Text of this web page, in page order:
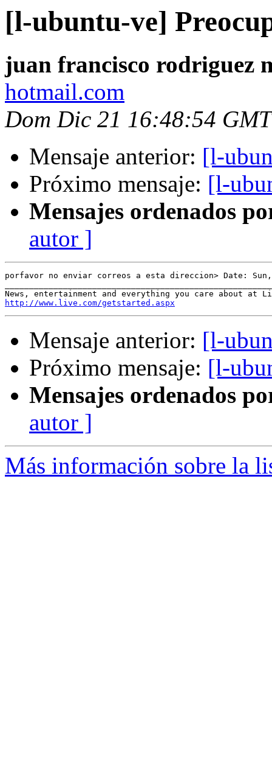
[l-ubuntu-ve]
juan francisco rodriguez
hotmail.com
Dom Dic 21 16:48:54
Mensaje anterior: [l-
Próximo mensaje: [l-
Mensajes ordenados
autor ]
porfavor no enviar correos a esta direccion> Date:
http://www.live.com/getstarted.aspx
Mensaje anterior: [l-
Próximo mensaje: [l-
Mensajes ordenados
autor ]
Más información sobre la